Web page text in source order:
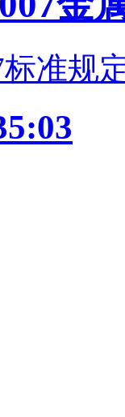
标准规